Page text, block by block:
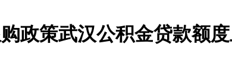
政策武汉公积金贷款额